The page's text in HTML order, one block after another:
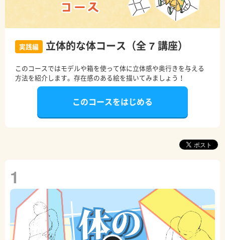
実践編 立体的な体コース（全 7 講座）
このコースではモデルや箱を使って体に立体感や奥行きを与える
方法を紹介します。存在感のある絵を描いてみましょう！
このコースをはじめる
1